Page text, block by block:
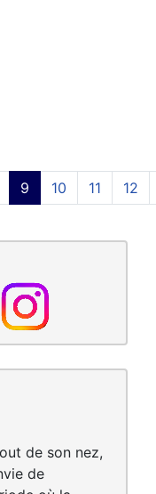
de son nez,
de
9 10 11 12